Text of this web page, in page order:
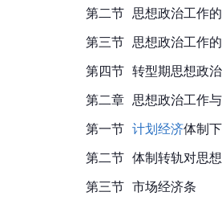
第二节  思想政治工作
第三节  思想政治工作
第四节  转型期思想政
第二章  思想政治工作
第一节 计划经济体制
第二节  体制转轨对思
第三节  市场经济条